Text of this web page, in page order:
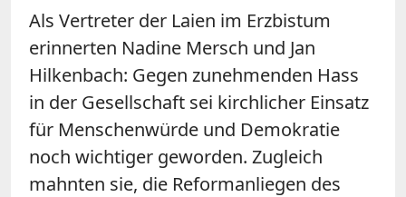
Als Vertreter der Laien im Erzbistum
erinnerten Nadine Mersch und Jan
Hilkenbach: Gegen zunehmenden Hass
in der Gesellschaft sei kirchlicher Einsatz
für Menschenwürde und Demokratie
noch wichtiger geworden. Zugleich
mahnten sie, die Reformanliegen des